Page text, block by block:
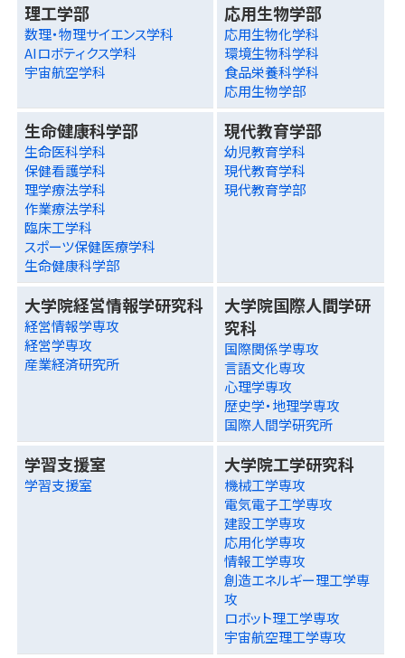
理工学部
数理・物理サイエンス学科
AIロボティクス学科
宇宙航空学科
応用生物学部
応用生物化学科
環境生物科学科
食品栄養科学科
応用生物学部
生命健康科学部
生命医科学科
保健看護学科
理学療法学科
作業療法学科
臨床工学科
スポーツ保健医療学科
生命健康科学部
現代教育学部
幼児教育学科
現代教育学科
現代教育学部
大学院経営情報学研究科
経営情報学専攻
経営学専攻
産業経済研究所
大学院国際人間学研
究科
国際関係学専攻
言語文化専攻
心理学専攻
歴史学・地理学専攻
国際人間学研究所
学習支援室
学習支援室
大学院工学研究科
機械工学専攻
電気電子工学専攻
建設工学専攻
応用化学専攻
情報工学専攻
創造エネルギー理工学専
攻
ロボット理工学専攻
宇宙航空理工学専攻